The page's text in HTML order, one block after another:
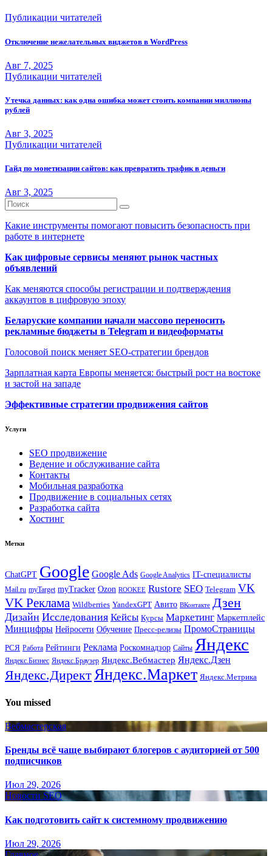
Публикации читателей
Отключение нежелательных виджетов в WordPress
Авг 7, 2025
Публикации читателей
Утечка данных: как одна ошибка может стоить компании миллионы
рублей
Авг 3, 2025
Публикации читателей
Гайд по монетизации сайтов: как превратить трафик в деньги
Авг 3, 2025
Какие инструменты помогают повысить безопасность при
работе в интернете
Как цифровые сервисы меняют рынок частных
объявлений
Как меняются способы регистрации и подтверждения
аккаунтов в цифровую эпоху
Беларуские компании начали массово переносить
рекламные бюджеты в Telegram и видеоформаты
Голосовой поиск меняет SEO-стратегии брендов
Зарплатная карта Европы меняется: быстрый рост на востоке
и застой на западе
Эффективные стратегии продвижения сайтов
Услуги
SEO продвижение
Ведение и обслуживание сайта
Контакты
Мобильная разработка
Продвижение в социальных сетях
Разработка сайта
Хостинг
Метки
ChatGPT Google Google Ads Google Analytics IT-специалисты
Mail.ru myTarget myTracker Ozon ROOKEE Rustore SEO Telegram VK
VK Реклама Wildberries YandexGPT Авито ВКонтакте Дзен
Дизайн Исследования Кейсы Курсы Маркетинг Маркетплейс
Минцифры Нейросети Обучение Пресс-релизы ПромоСтраницы
РСЯ Работа Рейтинги Реклама Роскомнадзор Сайты Яндекс
Яндекс.Бизнес Яндекс.Браузер Яндекс.Вебмастер Яндекс.Дзен
Яндекс.ДиректЯндекс.Маркет Яндекс.Метрика
You missed
Вебмастерская
Бренды всё чаще выбирают блогеров с аудиторией от 500
подписчиков
Июл 29, 2026
Новости SEO
Как подготовить сайт к системному продвижению
Июл 29, 2026